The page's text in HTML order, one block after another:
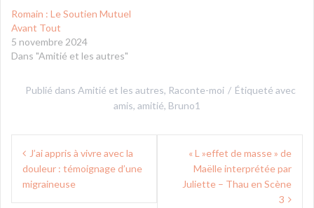
Romain : Le Soutien Mutuel
Avant Tout
5 novembre 2024
Dans "Amitié et les autres"
Publié dans Amitié et les autres, Raconte-moi
Étiqueté avec
amis, amitié, Bruno1
Navigation
de
l’article
J’ai appris à vivre avec la
douleur : témoignage d’une
migraineuse
« L »effet de masse » de
Maëlle interprétée par
Juliette – Thau en Scène
3